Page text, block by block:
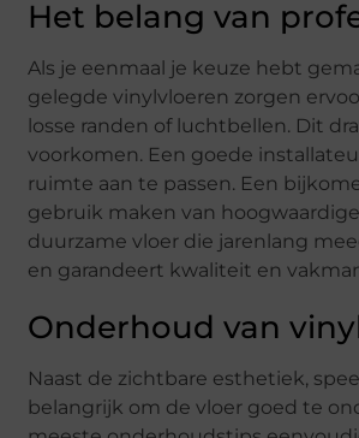
Het belang van
Als je eenmaal je keuze hebt
gelegde vinylvloeren zorgen
losse randen of luchtbellen. Dit
voorkomen. Een goede
ruimte aan te passen. Een
gebruik maken van
duurzame vloer die jarenlang
en garandeert kwaliteit en
Onderhoud van
Naast de zichtbare esthetiek,
belangrijk om de vloer goed te